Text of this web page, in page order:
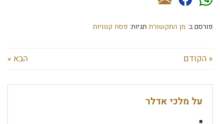
פורסם ב: מן התקשורת תגיות: פסח קטניות
« הקודם הבא »
על מלכי אדלר